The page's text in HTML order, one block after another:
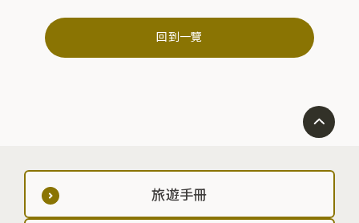
回到一覽
旅遊手冊